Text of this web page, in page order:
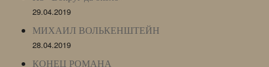
29.04.2019
МИХАИЛ ВОЛЬКЕНШТЕЙН
28.04.2019
КОНЕЦ РОМАНА